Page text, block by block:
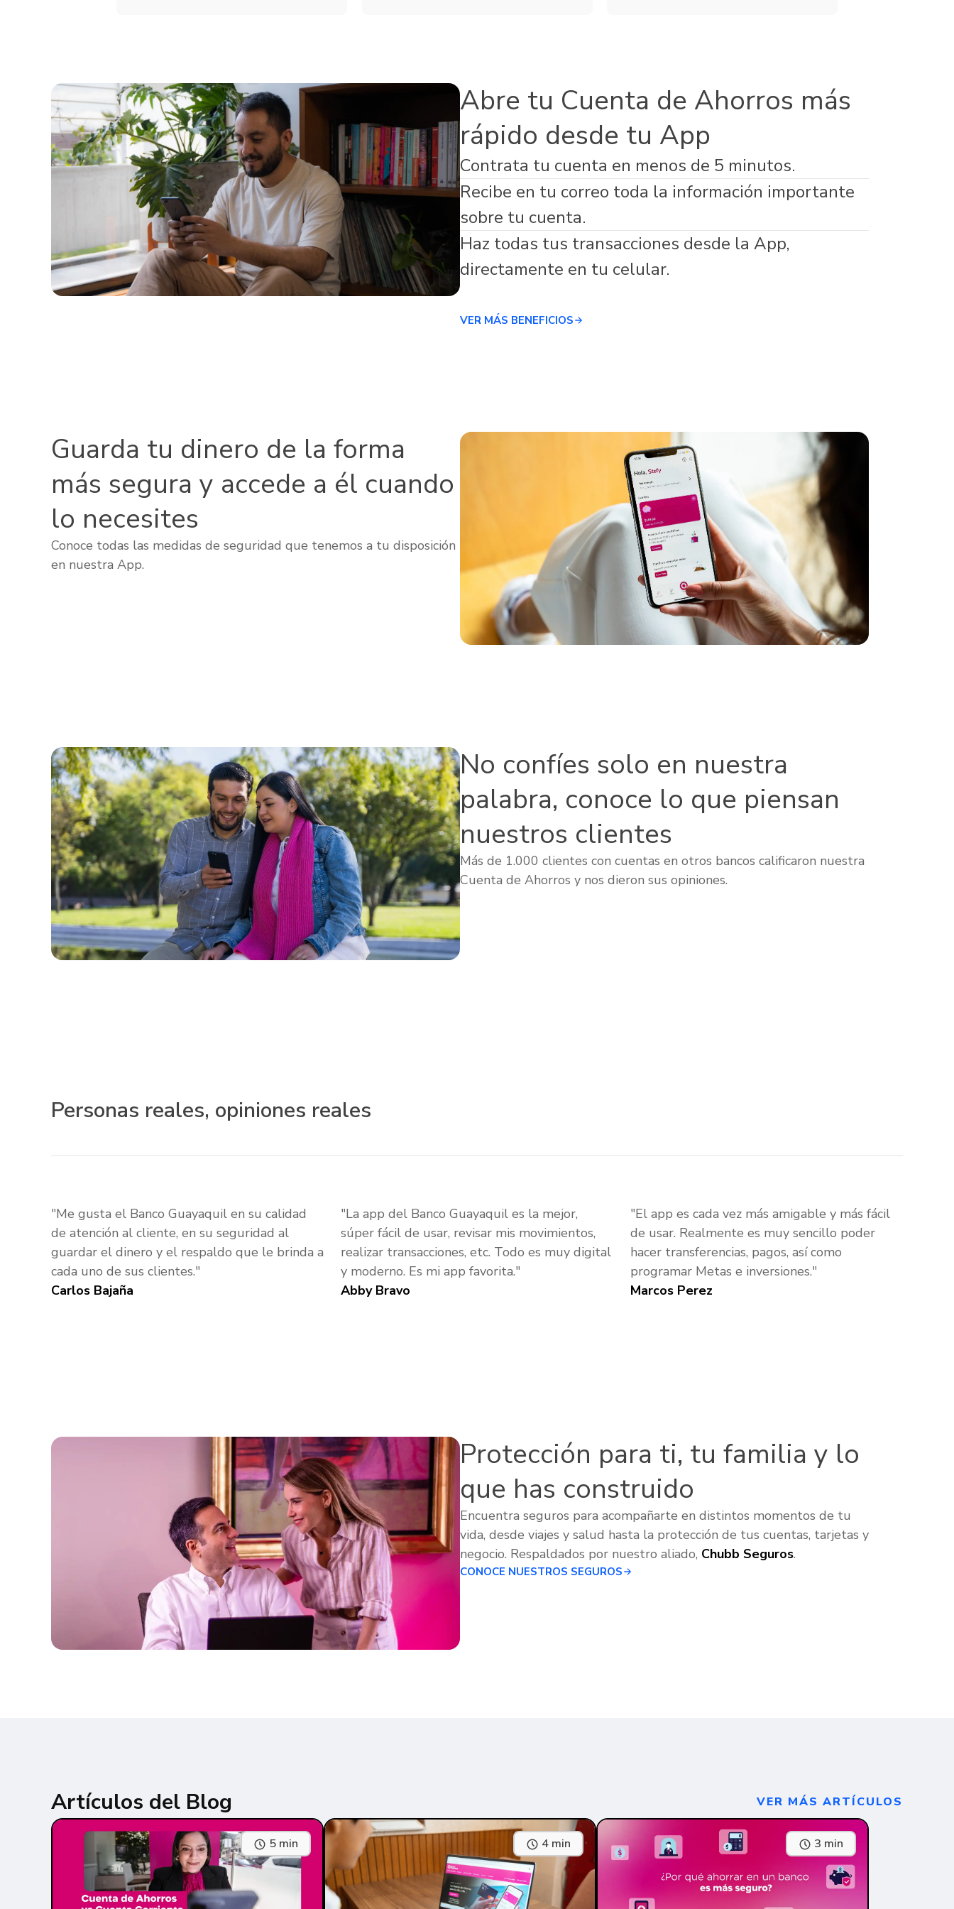
Servicios Adicionales
Courier
Peigo
Billetera virtual respaldada por Banco Guayaquil
Abre tu Cuenta de Ahorros más
rápido desde tu App
Contrata tu cuenta en menos de 5 minutos.
Recibe en tu correo toda la información importante
sobre tu cuenta.
Haz todas tus transacciones desde la App,
directamente en tu celular.
VER MÁS BENEFICIOS
Guarda tu dinero de la forma
más segura y accede a él cuando
lo necesites
Conoce todas las medidas de seguridad que tenemos a tu disposición
en nuestra App.
No confíes solo en nuestra
palabra, conoce lo que piensan
nuestros clientes
Más de 1.000 clientes con cuentas en otros bancos calificaron nuestra
Cuenta de Ahorros y nos dieron sus opiniones.
Personas reales, opiniones reales
"Me gusta el Banco Guayaquil en su calidad
de atención al cliente, en su seguridad al
guardar el dinero y el respaldo que le brinda a
cada uno de sus clientes."
Carlos Bajaña
"La app del Banco Guayaquil es la mejor,
súper fácil de usar, revisar mis movimientos,
realizar transacciones, etc. Todo es muy digital
y moderno. Es mi app favorita."
Abby Bravo
"El app es cada vez más amigable y más fácil
de usar. Realmente es muy sencillo poder
hacer transferencias, pagos, así como
programar Metas e inversiones."
Marcos Perez
Protección para ti, tu familia y lo
que has construido
Encuentra seguros para acompañarte en distintos momentos de tu
vida, desde viajes y salud hasta la protección de tus cuentas, tarjetas y
negocio. Respaldados por nuestro aliado, Chubb Seguros.
CONOCE NUESTROS SEGUROS
Artículos del Blog VER MÁS ARTÍCULOS
5 min 4 min 3 min